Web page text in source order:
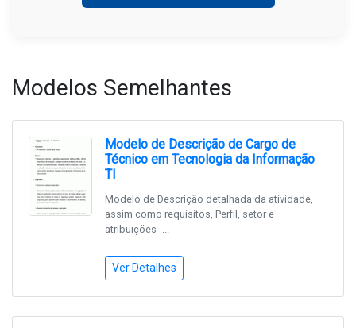
Modelos Semelhantes
Modelo de Descrição de Cargo de
Técnico em Tecnologia da Informação
TI
Modelo de Descrição detalhada da atividade,
assim como requisitos, Perfil, setor e
atribuições -...
Ver Detalhes